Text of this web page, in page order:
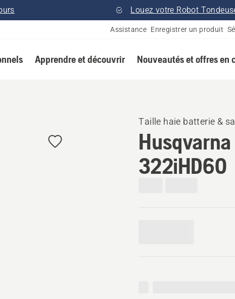
Louez votre Robot
Assistance Enregistrer un produit
Apprendre et découvrir Nouveautés et offres en
Taille haie batterie &
Husqvarna
322iHD60